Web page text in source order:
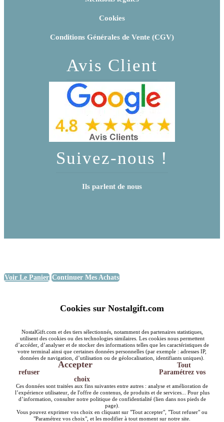
Cookies
Conditions Générales de Vente (CGV)
Avis Client
Suivez-nous !
Ils parlent de nous
Voir Le Panier Continuer Mes Achats
Cookies sur Nostalgift.com
NostalGift.com et des tiers sélectionnés, notamment des partenaires statistiques,
utilisent des cookies ou des technologies similaires. Les cookies nous permettent
d’accéder, d’analyser et de stocker des informations telles que les caractéristiques de
votre terminal ainsi que certaines données personnelles (par exemple : adresses IP,
données de navigation, d’utilisation ou de géolocalisation, identifiants uniques).
Accepter
Tout
refuser
Paramétrez vos
choix
Ces données sont traitées aux fins suivantes entre autres : analyse et amélioration de
l’expérience utilisateur, de l'offre de contenus, de produits et de services... Pour plus
d’information, consulter notre politique de confidentialité (lien dans nos pieds de
page).
Vous pouvez exprimer vos choix en cliquant sur "Tout accepter", "Tout refuser" ou
"Paramétrez vos choix", et les modifier à tout moment sur notre site.